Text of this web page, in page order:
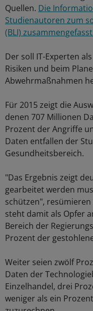
Quellen. Die
Studienautoren zum
(BLI)
Der soll IT-Experten
Risiken und beim
Abwehrmaßnahmen
Für 2015 zeigt die
denen 707 Millionen
Prozent der Angriffe
Daten entfallen der
Gesundheitsbereich.
"Das Ergebnis zeigt
gearbeitet werden
schützen",
steht damit als Opfer
Bereich der
Prozent der
Weiter seien zwölf
Daten der
Einzelhandel, drei
weniger als ein